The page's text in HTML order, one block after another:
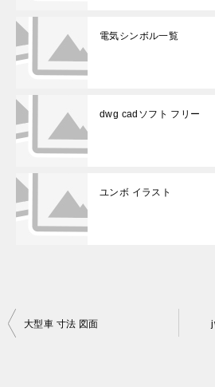
電気シンボル一覧
dwg cadソフト フリー
ユンボ イラスト
投
大型車 寸法 図面